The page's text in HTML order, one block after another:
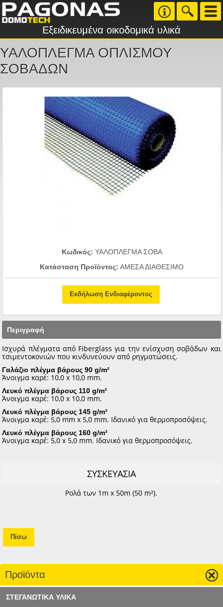
Εξειδικευμένα οικοδομικά υλικά
ΥΑΛΟΠΛΕΓΜΑ ΟΠΛΙΣΜΟΥ
ΣΟΒΑΔΩΝ
Κωδικός: ΥΑΛΟΠΛΕΓΜΑ ΣΟΒΑ
Κατάσταση Προϊόντος: ΑΜΕΣΑ ΔΙΑΘΕΣΙΜΟ
Εκδήλωση Ενδιαφέροντος
Περιγραφή
Ισχυρά πλέγματα από Fiberglass για την ενίσχυση σοβάδων και
τσιμεντοκονιών που κινδυνεύουν από ρηγματώσεις.
Γαλάζιο πλέγμα βάρους 90 g/m²
Άνοιγμα καρέ: 10,0 x 10,0 mm.
Λευκό πλέγμα βάρους 110 g/m²
Άνοιγμα καρέ: 10,0 x 10,0 mm.
Λευκό πλέγμα βάρους 145 g/m²
Άνοιγμα καρέ: 5,0 mm x 5,0 mm. Ιδανικό για θερμοπροσόψεις.
Λευκό πλέγμα βάρους 160 g/m²
Άνοιγμα καρέ: 5,0 x 5,0 mm. Ιδανικό για θερμοπροσόψεις.
ΣΥΣΚΕΥΑΣΙΑ
Ρολά των 1m x 50m (50 m²).
Πίσω
Προϊόντα
ΣΤΕΓΑΝΩΤΙΚΑ ΥΛΙΚΑ